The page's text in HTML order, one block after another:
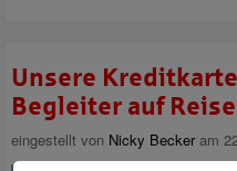
Unsere
Begleiter auf
eingestellt von Nicky Becker am